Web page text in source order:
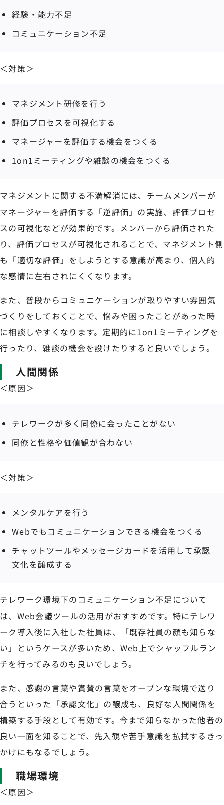
経験・能力不足
コミュニケーション不足
＜対策＞
マネジメント研修を行う
評価プロセスを可視化する
マネージャーを評価する機会をつくる
1on1ミーティングや雑談の機会をつくる
マネジメントに関する不満解消には、チームメンバーが
マネージャーを評価する「逆評価」の実施、評価プロセ
スの可視化などが効果的です。メンバーから評価された
り、評価プロセスが可視化されることで、マネジメント側
も「適切な評価」をしようとする意識が高まり、個人的
な感情に左右されにくくなります。
また、普段からコミュニケーションが取りやすい雰囲気
づくりをしておくことで、悩みや困ったことがあった時
に相談しやすくなります。定期的に1on1ミーティングを
行ったり、雑談の機会を設けたりすると良いでしょう。
人間関係
＜原因＞
テレワークが多く同僚に会ったことがない
同僚と性格や価値観が合わない
＜対策＞
メンタルケアを行う
Webでもコミュニケーションできる機会をつくる
チャットツールやメッセージカードを活用して承認
文化を醸成する
テレワーク環境下のコミュニケーション不足について
は、Web会議ツールの活用がおすすめです。特にテレワ
ーク導入後に入社した社員は、「既存社員の顔も知らな
い」というケースが多いため、Web上でシャッフルラン
チを行ってみるのも良いでしょう。
また、感謝の言葉や賞賛の言葉をオープンな環境で送り
合うといった「承認文化」の醸成も、良好な人間関係を
構築する手段として有効です。今まで知らなかった他者の
良い一面を知ることで、先入観や苦手意識を払拭するきっ
かけにもなるでしょう。
職場環境
＜原因＞